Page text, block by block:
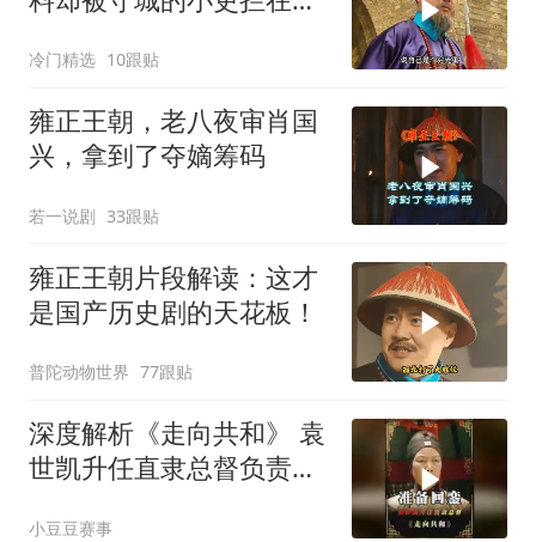
冷门精选 10跟贴
雍正王朝，老八夜审肖国
兴，拿到了夺嫡筹码
若一说剧 33跟贴
雍正王朝片段解读：这才
是国产历史剧的天花板！
普陀动物世界 77跟贴
深度解析《走向共和》 袁
世凯升任直隶总督负责接
小豆豆赛事